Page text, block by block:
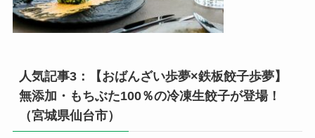
人気記事3：【おばんざい歩夢×鉄板餃子歩夢】
無添加・もちぶた100％の冷凍生餃子が登場！
（宮城県仙台市）